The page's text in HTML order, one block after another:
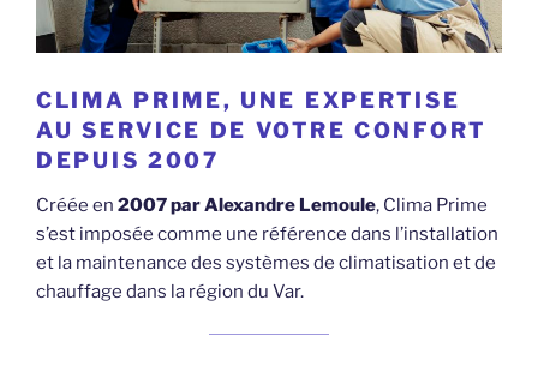
CLIMA PRIME, UNE EXPERTISE
AU SERVICE DE VOTRE CONFORT
DEPUIS 2007
Créée en 2007 par Alexandre Lemoule, Clima Prime
s’est imposée comme une référence dans l’installation
et la maintenance des systèmes de climatisation et de
chauffage dans la région du Var.